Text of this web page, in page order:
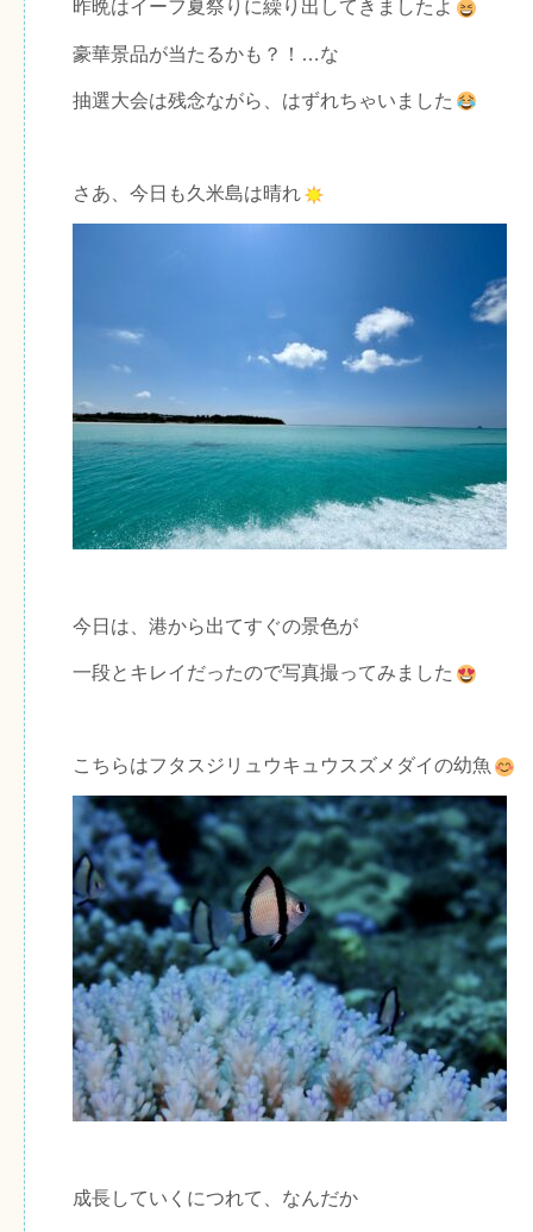
昨晩はイーフ夏祭りに繰り出してきましたよ
豪華景品が当たるかも？！…な
抽選大会は残念ながら、はずれちゃいました
さあ、今日も久米島は晴れ
今日は、港から出てすぐの景色が
一段とキレイだったので写真撮ってみました
こちらはフタスジリュウキュウスズメダイの幼魚
成長していくにつれて、なんだか